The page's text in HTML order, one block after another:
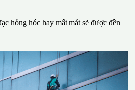
hỏng hóc hay mất mát sẽ được đền